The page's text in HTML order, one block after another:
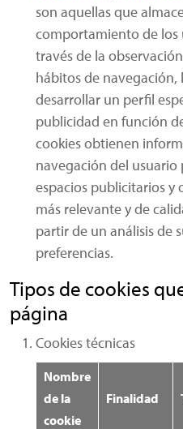
son aquellas que
comportamiento de los
través de la
hábitos de
desarrollar un perfil
publicidad en función
cookies obtienen
navegación del usuario
espacios publicitarios
más relevante y de
partir de un análisis de
preferencias.
Tipos de cookies
página
Cookies técnicas
Nombre
de la
cookie
Finalidad